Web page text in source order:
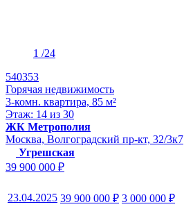
1 /24
540353
Горячая недвижимость
3-комн. квартира, 85 м²
Этаж: 14 из 30
ЖК Метрополия
Москва, Волгоградский пр-кт, 32/3к7
Угрешская
39 900 000 ₽
23.04.2025 39 900 000 ₽ 3 000 000 ₽